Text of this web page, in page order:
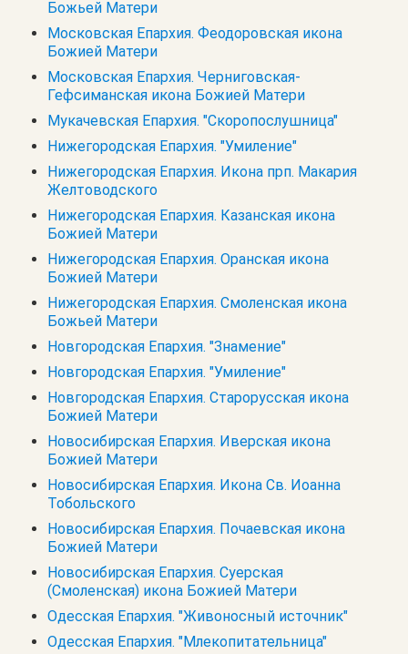
Божьей Матери
Московская Епархия. Феодоровская икона
Божией Матери
Московская Епархия. Черниговская-
Гефсиманская икона Божией Матери
Мукачевская Епархия. "Скоропослушница"
Нижегородская Епархия. "Умиление"
Нижегородская Епархия. Икона прп. Макария
Желтоводского
Нижегородская Епархия. Казанская икона
Божией Матери
Нижегородская Епархия. Оранская икона
Божией Матери
Нижегородская Епархия. Смоленская икона
Божьей Матери
Новгородская Епархия. "Знамение"
Новгородская Епархия. "Умиление"
Новгородская Епархия. Старорусская икона
Божией Матери
Новосибирская Епархия. Иверская икона
Божией Матери
Новосибирская Епархия. Икона Св. Иоанна
Тобольского
Новосибирская Епархия. Почаевская икона
Божией Матери
Новосибирская Епархия. Суерская
(Смоленская) икона Божией Матери
Одесская Епархия. "Живоносный источник"
Одесская Епархия. "Млекопитательница"